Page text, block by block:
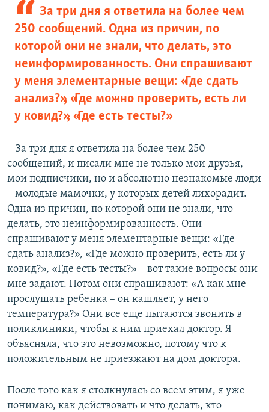
За три дня я ответила на более чем
250 сообщений. Одна из причин, по
которой они не знали, что делать, это
неинформированность. Они спрашивают
у меня элементарные вещи: «Где сдать
анализ?», «Где можно проверить, есть ли
у ковид?», «Где есть тесты?»
– За три дня я ответила на более чем 250
сообщений, и писали мне не только мои друзья,
мои подписчики, но и абсолютно незнакомые люди
– молодые мамочки, у которых детей лихорадит.
Одна из причин, по которой они не знали, что
делать, это неинформированность. Они
спрашивают у меня элементарные вещи: «Где
сдать анализ?», «Где можно проверить, есть ли у
ковид?», «Где есть тесты?» – вот такие вопросы они
мне задают. Потом они спрашивают: «А как мне
прослушать ребенка – он кашляет, у него
температура?» Они все еще пытаются звонить в
поликлиники, чтобы к ним приехал доктор. Я
объясняла, что это невозможно, потому что к
положительным не приезжают на дом доктора.
После того как я столкнулась со всем этим, я уже
понимаю, как действовать и что делать, кто